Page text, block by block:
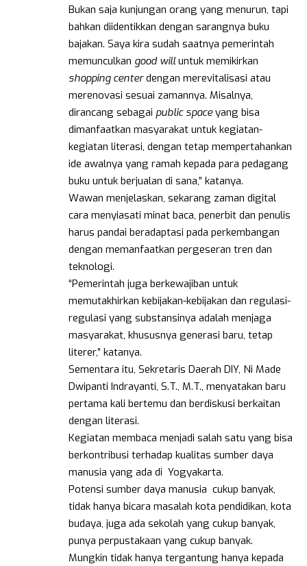
Bukan saja kunjungan orang yang menurun, tapi
bahkan diidentikkan dengan sarangnya buku
bajakan. Saya kira sudah saatnya pemerintah
memunculkan good willuntuk memikirkan
shopping centerdengan merevitalisasi atau
merenovasi sesuai zamannya. Misalnya,
dirancang sebagai public spaceyang bisa
dimanfaatkan masyarakat untuk kegiatan-
kegiatan literasi, dengan tetap mempertahankan
ide awalnya yang ramah kepada para pedagang
buku untuk berjualan di sana,” katanya.
Wawan menjelaskan, sekarang zaman digital
cara menyiasati minat baca, penerbit dan penulis
harus pandai beradaptasi pada perkembangan
dengan memanfaatkan pergeseran tren dan
teknologi.
“Pemerintah juga berkewajiban untuk
memutakhirkan kebijakan-kebijakan dan regulasi-
regulasi yang substansinya adalah menjaga
masyarakat, khususnya generasi baru, tetap
literer,” katanya.
Sementara itu, Sekretaris Daerah DIY, Ni Made
Dwipanti Indrayanti, S.T., M.T., menyatakan baru
pertama kali bertemu dan berdiskusi berkaitan
dengan literasi.
Kegiatan membaca menjadi salah satu yang bisa
berkontribusi terhadap kualitas sumber daya
manusia yang ada di Yogyakarta.
Potensi sumber daya manusia cukup banyak,
tidak hanya bicara masalah kota pendidikan, kota
budaya, juga ada sekolah yang cukup banyak,
punya perpustakaan yang cukup banyak.
Mungkin tidak hanya tergantung hanya kepada